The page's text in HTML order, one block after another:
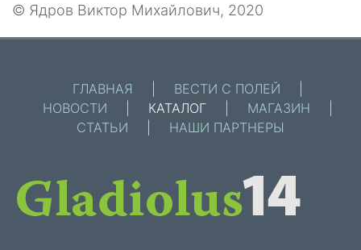
© Ядров Виктор Михайлович, 2020
ГЛАВНАЯ ВЕСТИ С ПОЛЕЙ
НОВОСТИ
КАТАЛОГ МАГАЗИН
СТАТЬИ
НАШИ ПАРТНЕРЫ